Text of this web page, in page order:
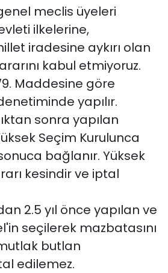
meclis üyeleri
ilkelerine,
iradesine aykırı olan
kabul etmiyoruz.
Maddesine göre
yapılır.
sonra yapılan
Seçim Kurulunca
bağlanır. Yüksek
kesindir ve iptal
2.5 yıl önce yapılan ve
seçilerek mazbatasını
butlan
edilemez.